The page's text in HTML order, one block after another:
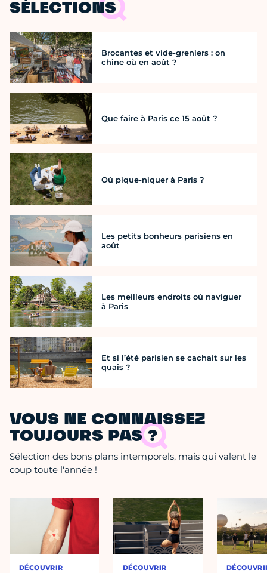
SÉLECTIONS
Brocantes et vide-greniers : on
chine où en août ?
Que faire à Paris ce 15 août ?
Où pique-niquer à Paris ?
Les petits bonheurs parisiens en
août
Les meilleurs endroits où naviguer
à Paris
Et si l’été parisien se cachait sur les
quais ?
VOUS NE CONNAISSEZ
TOUJOURS PAS ?
Sélection des bons plans intemporels, mais qui valent le
coup toute l'année !
DÉCOUVRIR DÉCOUVRIR